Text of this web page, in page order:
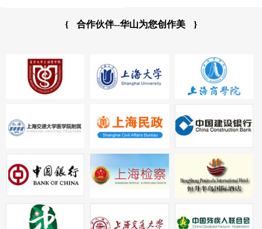
{ 合作伙伴--华山为您创作美 }